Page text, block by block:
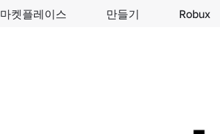
마켓플레이스 만들기 Robux